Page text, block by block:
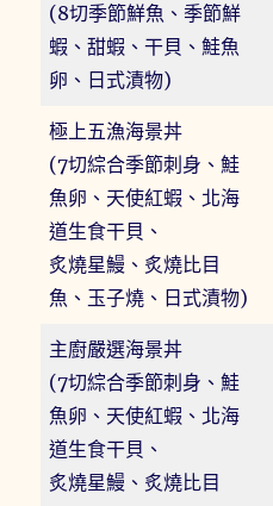
(8切季節鮮魚、季節鮮
蝦、甜蝦、干貝、鮭魚
卵、日式漬物)
極上五漁海景丼
(7切綜合季節刺身、鮭
魚卵、天使紅蝦、北海
道生食干貝、
炙燒星鰻、炙燒比目
魚、玉子燒、日式漬物)
主廚嚴選海景丼
(7切綜合季節刺身、鮭
魚卵、天使紅蝦、北海
道生食干貝、
炙燒星鰻、炙燒比目